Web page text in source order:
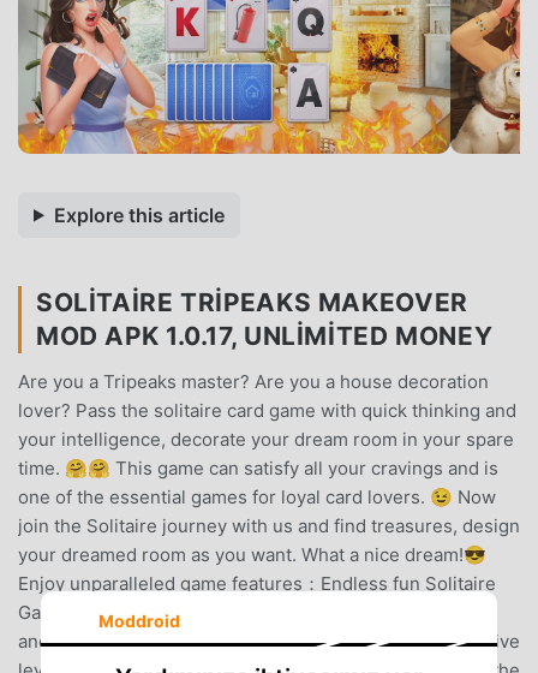
Explore this article
SOLITAIRE TRIPEAKS MAKEOVER
MOD APK 1.0.17, UNLIMITED MONEY
Are you a Tripeaks master? Are you a house decoration
lover? Pass the solitaire card game with quick thinking and
your intelligence, decorate your dream room in your spare
time. 🤗🤗 This game can satisfy all your cravings and is
one of the essential games for loyal card lovers. 😉 Now
join the Solitaire journey with us and find treasures, design
your dreamed room as you want. What a nice dream!😎
Enjoy unparalleled game features：Endless fun Solitaire
Gameplay- There are hundreds of levels for you to play,
and they're constantly being updated.- A variety of creative
Moddroid